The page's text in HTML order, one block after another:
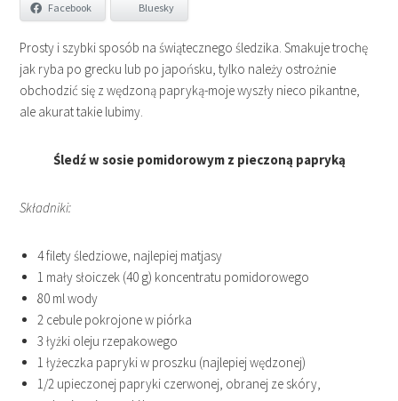
Facebook Bluesky
Prosty i szybki sposób na świątecznego śledzika. Smakuje trochę
jak ryba po grecku lub po japońsku, tylko należy ostrożnie
obchodzić się z wędzoną papryką-moje wyszły nieco pikantne,
ale akurat takie lubimy.
Śledź w sosie pomidorowym z pieczoną papryką
Składniki:
4 filety śledziowe, najlepiej matjasy
1 mały słoiczek (40 g) koncentratu pomidorowego
80 ml wody
2 cebule pokrojone w piórka
3 łyżki oleju rzepakowego
1 łyżeczka papryki w proszku (najlepiej wędzonej)
1/2 upieczonej papryki czerwonej, obranej ze skóry,